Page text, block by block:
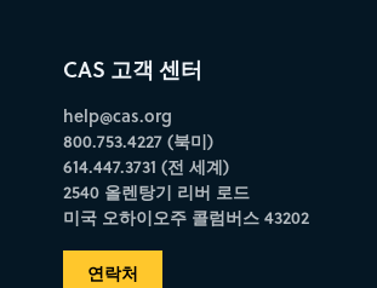
CAS 고객 센터
help@cas.org
800.753.4227 (북미)
614.447.3731 (전 세계)
2540 올렌탕기 리버 로드
미국 오하이오주 콜럼버스 43202
연락처